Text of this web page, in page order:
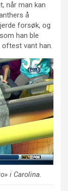
når man kan
å
forsøk, og
han ble
vant han.
i Carolina.